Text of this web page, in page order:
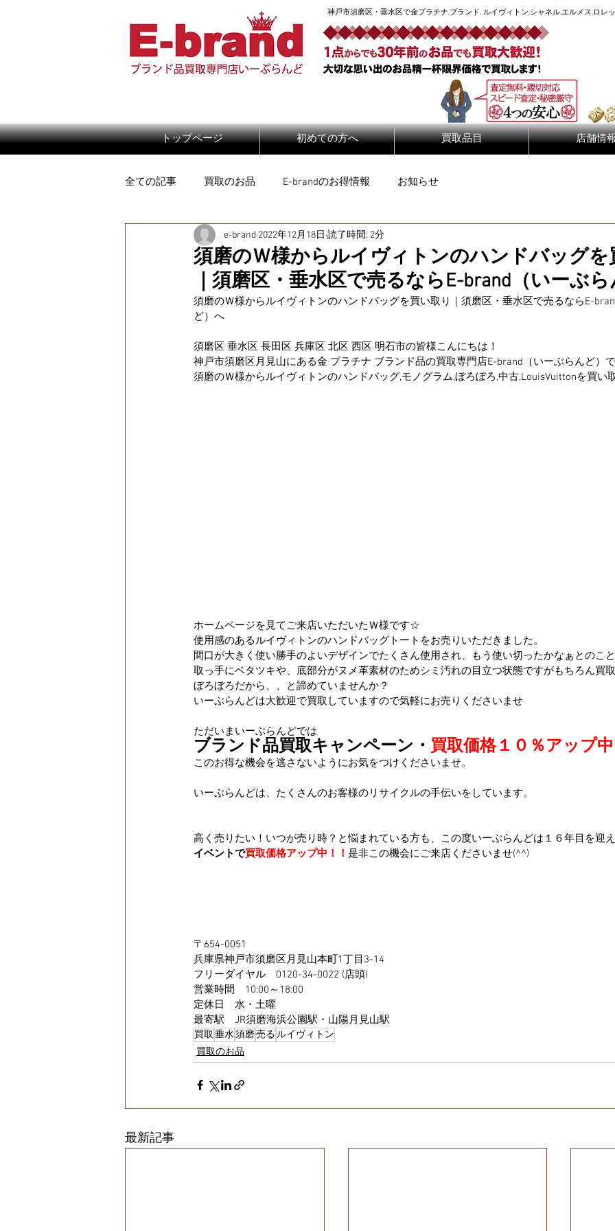
神戸市須磨区・垂水区で金プラチナ,ブランド, ルイヴィトン,シャネル,エルメス,ロレ
トップページ 初めての方へ 買取品目 店舗情
全ての記事 買取のお品 E-brandのお得情報 お知らせ
須磨のＷ様からルイヴィトンのハンドバッグを
｜須磨区・垂水区で売るならE-brand（いーぶ
e-brand 2022年12月18日 読了時間: 2分
須磨のＷ様からルイヴィトンのハンドバッグを買い取り｜須磨区・垂水区で売るならE-
ど）へ
須磨区 垂水区 長田区 兵庫区 北区 西区 明石市の皆様こんにちは！
神戸市須磨区月見山にある金 プラチナ ブランド品の買取専門店E-brand（いーぶらんど）で
須磨のＷ様からルイヴィトンのハンドバッグ,モノグラム,ぼろぼろ,中古,LouisVuittonを買い
ホームページを見てご来店いただいたＷ様です☆
使用感のあるルイヴィトンのハンドバッグトートをお売りいただきました。
間口が大きく使い勝手のよいデザインでたくさん使用され、もう使い切ったかなぁとのこ
取っ手にベタツキや、底部分がヌメ革素材のためシミ汚れの目立つ状態ですがもちろん買取
ぼろぼろだから、、と諦めていませんか？
いーぶらんどは大歓迎で買取していますので気軽にお売りくださいませ
ただいまいーぶらんどでは
ブランド品買取キャンペーン・ 買取価格１０％アップ中
このお得な機会を逃さないようにお気をつけくださいませ。
いーぶらんどは、たくさんのお客様のリサイクルの手伝いをしています。
高く売りたい！いつが売り時？と悩まれている方も、この度いーぶらんどは１６年目を迎
イベントで買取価格アップ中！！ 是非この機会にご来店くださいませ(^^)
〒654-0051
兵庫県神戸市須磨区月見山本町1丁目3-14
フリーダイヤル　0120-34-0022 (店頭)
営業時間　10:00～18:00
定休日　水・土曜
最寄駅　JR須磨海浜公園駅・山陽月見山駅
買取垂水須磨売るルイヴィトン
買取のお品
最新記事